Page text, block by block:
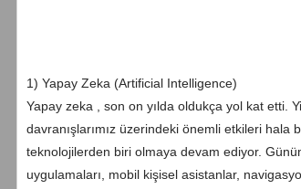
1) Yapay Zeka (Artificial Intelligence)
Yapay zeka , son on yılda oldukça yol kat etti.
davranışlarımız üzerindeki önemli etkileri hala
teknolojilerden biri olmaya devam ediyor.
uygulamaları, mobil kişisel asistanlar,